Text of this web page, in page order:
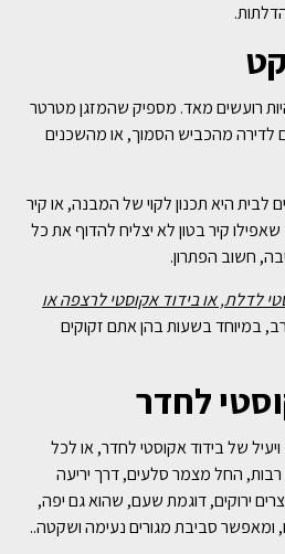
רועשים מאד. מספיק שהמזגן מטרטר
לדירה מהכביש הסמוך, או מהשכנים
לבית היא תכנון לקוי של המבנה, או קיר
קיר בטון לא יצליח להדוף את כל
חשוב הפתרון.
לדלת, או בידוד אקוסטי לרצפה או
במיוחד בשעות בהן אתם זקוקים
לחדר
ויעיל של בידוד אקוסטי לחדר, או לכל
החל מצמר סלעים, דרך יריעה
ירוקים, דוגמת שעם, שהוא גם יפה,
ומאפשר סביבת מגורים נעימה ושקטה..